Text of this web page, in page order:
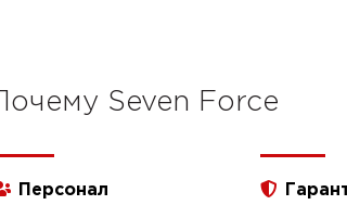
Почему Seven Force
Персонал